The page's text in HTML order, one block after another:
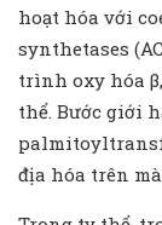
hoạt hóa với
synthetases
trình oxy hóa
thể. Bước giới
địa hóa trên